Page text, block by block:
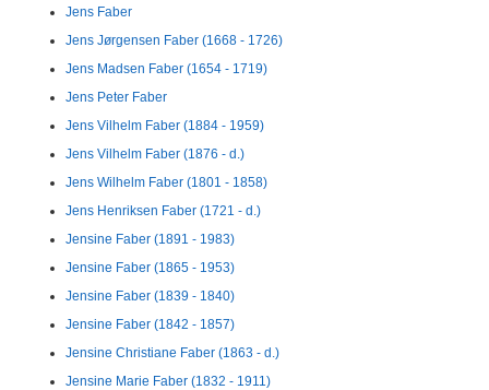
Jens Faber
Jens Jørgensen Faber (1668 - 1726)
Jens Madsen Faber (1654 - 1719)
Jens Peter Faber
Jens Vilhelm Faber (1884 - 1959)
Jens Vilhelm Faber (1876 - d.)
Jens Wilhelm Faber (1801 - 1858)
Jens Henriksen Faber (1721 - d.)
Jensine Faber (1891 - 1983)
Jensine Faber (1865 - 1953)
Jensine Faber (1839 - 1840)
Jensine Faber (1842 - 1857)
Jensine Christiane Faber (1863 - d.)
Jensine Marie Faber (1832 - 1911)